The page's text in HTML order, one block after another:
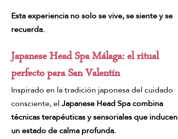
Esta experiencia no solo se vive, se siente y se
recuerda.
Japanese Head Spa Málaga: el ritual
perfecto para San Valentín
Inspirado en la tradición japonesa del cuidado
consciente, el Japanese Head Spa combina
técnicas terapéuticas y sensoriales que inducen
un estado de calma profunda.